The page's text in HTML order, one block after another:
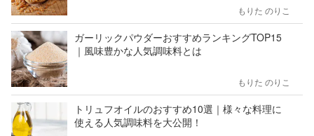
もりた のりこ
ガーリックパウダーおすすめランキングTOP15
｜風味豊かな人気調味料とは
もりた のりこ
トリュフオイルのおすすめ10選｜様々な料理に
使える人気調味料を大公開！